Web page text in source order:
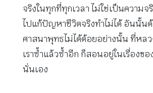
จริงในทุกที่ทุกเวลา ไม่ใช่เป็นความจ
ไปแก้ปัญหาชีวิตจริงทำไม่ได้ อันนั้น
ศาสนาพุทธไม่ได้ด้อยอย่างนั้น ที่หล
เราซ้ำแล้วซ้ำอีก ก็สอนอยู่ในเรื่องขอ
นั่นเอง